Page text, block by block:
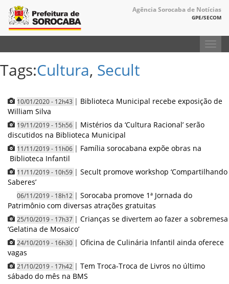
Agência Sorocaba de Notícias
GPE/SECOM
Tags:Cultura, Secult
10/01/2020 - 12h43 | Biblioteca Municipal recebe exposição de
William Silva
19/11/2019 - 15h56 | Mistérios da ‘Cultura Racional’ serão
discutidos na Biblioteca Municipal
11/11/2019 - 11h06 | Família sorocabana expõe obras na
Biblioteca Infantil
11/11/2019 - 10h59 | Secult promove workshop ‘Compartilhando
Saberes’
06/11/2019 - 18h12 | Sorocaba promove 1ª Jornada do
Patrimônio com diversas atrações gratuitas
25/10/2019 - 17h37 | Crianças se divertem ao fazer a sobremesa
‘Gelatina de Mosaico’
24/10/2019 - 16h30 | Oficina de Culinária Infantil ainda oferece
vagas
21/10/2019 - 17h42 | Tem Troca-Troca de Livros no último
sábado do mês na BMS